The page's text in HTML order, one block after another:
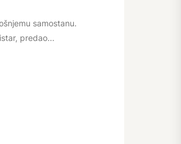
samostanu.
predao...